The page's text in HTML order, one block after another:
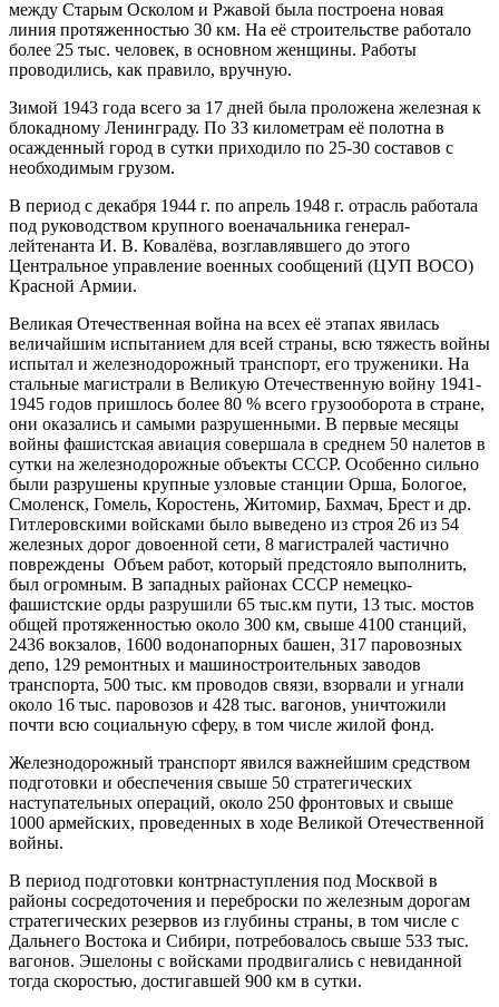
между Старым Осколом и Ржавой была построена новая
линия протяженностью 30 км. На её строительстве работало
более 25 тыс. человек, в основном женщины. Работы
проводились, как правилo, вручную.
Зимой 1943 года всего за 17 дней была проложена железная к
блокадному Ленинграду. По 33 километрам её полотна в
осажденный город в сутки приходило по 25-30 составов с
необходимым грузом.
В период с декабря 1944 г. по апрель 1948 г. отрасль работала
под руководством крупного военачальника генерал-
лейтенанта И. В. Ковалёва, возглавлявшего до этого
Центральное управление военных сообщений (ЦУП ВОСО)
Красной Армии.
Великая Отечественная война на всех её этапах явилась
величайшим испытанием для всей страны, всю тяжесть войны
испытал и железнодорожный транспорт, его труженики. На
стальные магистрали в Великую Отечественную войну 1941-
1945 годов пришлось более 80 % всего грузооборота в стране,
они оказались и самыми разрушенными. В первые месяцы
войны фашистская авиация совершала в среднем 50 налетов в
сутки на железнодорожные объекты СССР. Особенно сильно
были разрушены крупные узловые станции Орша, Бологое,
Смоленск, Гомель, Коростень, Житомир, Бахмач, Брест и др.
Гитлеровскими войсками было выведено из строя 26 из 54
железных дорог довоенной сети, 8 магистралей частично
повреждены Объем работ, который предстояло выполнить,
был огромным. В западных районах СССР немецко-
фашистские орды разрушили 65 тыс.км пути, 13 тыс. мостов
общей протяженностью около 300 км, свыше 4100 станций,
2436 вокзалов, 1600 водонапорных башен, 317 паровозных
депо, 129 ремонтных и машиностроительных заводов
транспорта, 500 тыс. км проводов связи, взорвали и угнали
около 16 тыс. паровозов и 428 тыс. вагонов, уничтожили
почти всю социальную сферу, в том числе жилой фонд.
Железнодорожный транспорт явился важнейшим средством
подготовки и обеспечения свыше 50 стратегических
наступательных операций, около 250 фронтовых и свыше
1000 армейских, проведенных в ходе Великой Отечественной
войны.
В период подготовки контрнаступления под Москвой в
районы сосредоточения и переброски по железным дорогам
стратегических резервов из глубины страны, в том числе с
Дальнего Востока и Сибири, потребовалось свыше 533 тыс.
вагонов. Эшелоны с войсками продвигались с невиданной
тогда скоростью, достигавшей 900 км в сутки.